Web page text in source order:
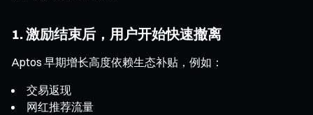
1. 激励结束后，用户开始快速撤离
Aptos 早期增长高度依赖生态补贴，例如：
交易返现
网红推荐流量